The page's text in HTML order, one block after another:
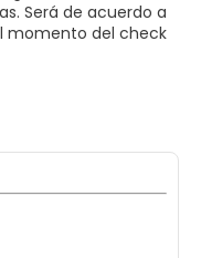
Será de acuerdo a
momento del check